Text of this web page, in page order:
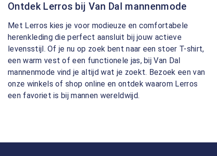
Ontdek Lerros bij Van Dal mannenmode
Met Lerros kies je voor modieuze en comfortabele
herenkleding die perfect aansluit bij jouw actieve
levensstijl. Of je nu op zoek bent naar een stoer T-shirt,
een warm vest of een functionele jas, bij Van Dal
mannenmode vind je altijd wat je zoekt. Bezoek een van
onze winkels of shop online en ontdek waarom Lerros
een favoriet is bij mannen wereldwijd.